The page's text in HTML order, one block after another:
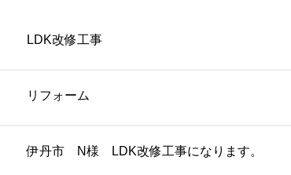
LDK改修工事
リフォーム
伊丹市 N様 LDK改修工事になります。